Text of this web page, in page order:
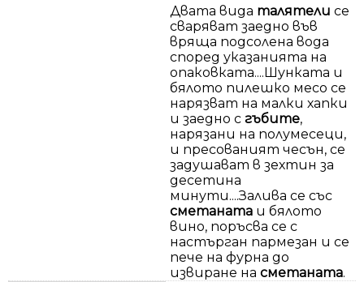
Двата вида талятели се
сваряват заедно във
вряща подсолена вода
според указанията на
опаковката....Шунката и
бялото пилешко месо се
нарязват на малки хапки
и заедно с гъбите,
нарязани на полумесеци,
и пресованият чесън, се
задушават в зехтин за
десетина
минути....Залива се със
сметаната и бялото
вино, поръсва се с
настърган пармезан и се
пече на фурна до
извиране на сметаната.